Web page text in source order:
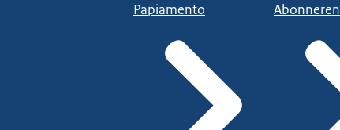
Papiamento Abonneren